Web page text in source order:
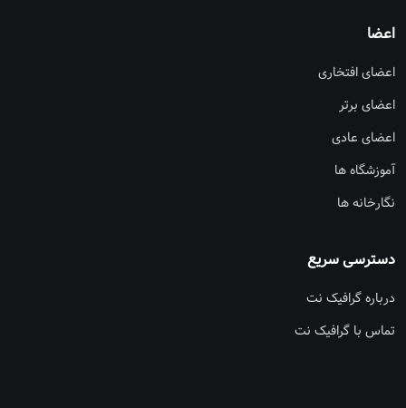
اعضا
اعضای افتخاری
اعضای برتر
اعضای عادی
آموزشگاه ها
نگارخانه ها
دسترسی سریع
درباره گرافیک نت
تماس با گرافیک نت